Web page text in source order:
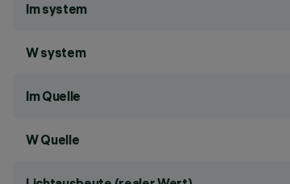
lm system
W system
lm Quelle
W Quelle